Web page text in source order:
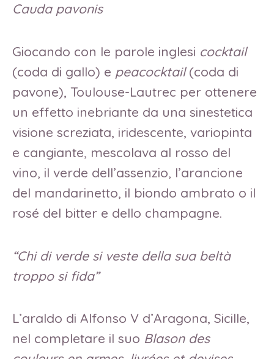
Cauda pavonis
Giocando con le parole inglesi cocktail
(coda di gallo) e peacocktail(coda di
pavone), Toulouse-Lautrec per ottenere
un effetto inebriante da una sinestetica
visione screziata, iridescente, variopinta
e cangiante, mescolava al rosso del
vino, il verde dell’assenzio, l’arancione
del mandarinetto, il biondo ambrato o il
rosé del bitter e dello champagne.
“Chi di verde si veste della sua beltà
troppo si fida”
L’araldo di Alfonso V d’Aragona, Sicille,
nel completare il suo Blason des